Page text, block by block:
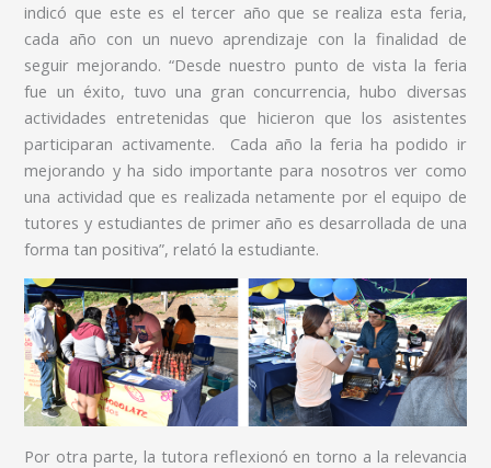
indicó que este es el tercer año que se realiza esta feria,
cada año con un nuevo aprendizaje con la finalidad de
seguir mejorando. “Desde nuestro punto de vista la feria
fue un éxito, tuvo una gran concurrencia, hubo diversas
actividades entretenidas que hicieron que los asistentes
participaran activamente. Cada año la feria ha podido ir
mejorando y ha sido importante para nosotros ver como
una actividad que es realizada netamente por el equipo de
tutores y estudiantes de primer año es desarrollada de una
forma tan positiva”, relató la estudiante.
Por otra parte, la tutora reflexionó en torno a la relevancia